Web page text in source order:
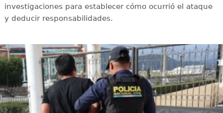
investigaciones para establecer cómo ocurrió el ataque
y deducir responsabilidades.